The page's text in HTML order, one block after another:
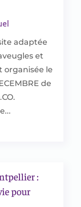
adaptée
et
organisée le
de
:
pour